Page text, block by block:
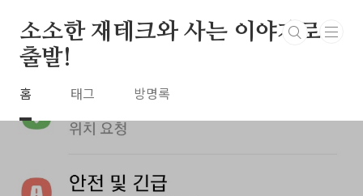
소소한 재테크와 사는 이야기로
출발!
홈 태그 방명록